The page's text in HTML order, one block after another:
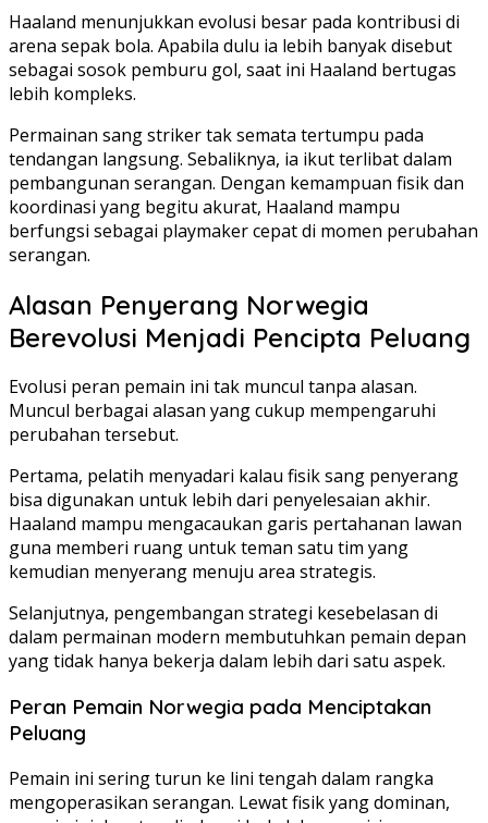
Haaland menunjukkan evolusi besar pada kontribusi di
arena sepak bola. Apabila dulu ia lebih banyak disebut
sebagai sosok pemburu gol, saat ini Haaland bertugas
lebih kompleks.
Permainan sang striker tak semata tertumpu pada
tendangan langsung. Sebaliknya, ia ikut terlibat dalam
pembangunan serangan. Dengan kemampuan fisik dan
koordinasi yang begitu akurat, Haaland mampu
berfungsi sebagai playmaker cepat di momen perubahan
serangan.
Alasan Penyerang Norwegia
Berevolusi Menjadi Pencipta Peluang
Evolusi peran pemain ini tak muncul tanpa alasan.
Muncul berbagai alasan yang cukup mempengaruhi
perubahan tersebut.
Pertama, pelatih menyadari kalau fisik sang penyerang
bisa digunakan untuk lebih dari penyelesaian akhir.
Haaland mampu mengacaukan garis pertahanan lawan
guna memberi ruang untuk teman satu tim yang
kemudian menyerang menuju area strategis.
Selanjutnya, pengembangan strategi kesebelasan di
dalam permainan modern membutuhkan pemain depan
yang tidak hanya bekerja dalam lebih dari satu aspek.
Peran Pemain Norwegia pada Menciptakan
Peluang
Pemain ini sering turun ke lini tengah dalam rangka
mengoperasikan serangan. Lewat fisik yang dominan,